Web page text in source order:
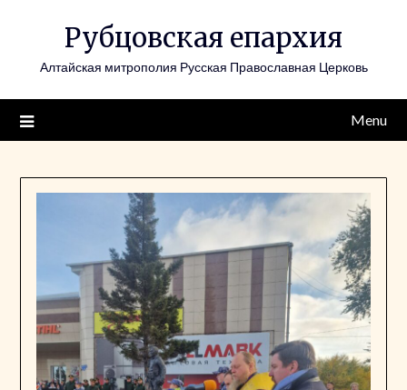
Рубцовская епархия
Алтайская митрополия Русская Православная Церковь
Menu